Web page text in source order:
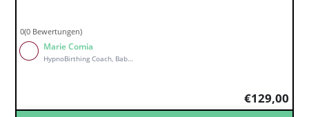
0(0 Bewertungen)
Marie Comia
HypnoBirthing Coach, Babymassage Kursleiterin, Wochenbett Coach & holistischer Babycoach
€129,00